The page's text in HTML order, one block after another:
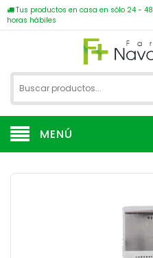
Tus productos en casa en sólo 24 - 48
horas hábiles
MENÚ